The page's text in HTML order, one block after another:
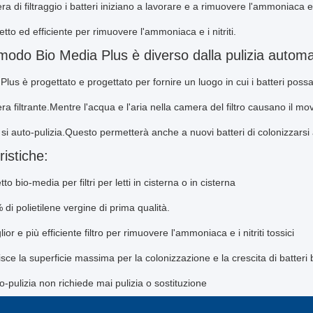
di filtraggio i batteri iniziano a lavorare e a rimuovere l'ammoniaca
ed efficiente per rimuovere l'ammoniaca e i nitriti.
Bio Media Plus è diverso dalla pulizia
è progettato e progettato per fornire un luogo in cui i batteri
filtrante.Mentre l'acqua e l'aria nella camera del filtro causano il
auto-pulizia.Questo permetterà anche a nuovi batteri di
bio-media per filtri per letti in cisterna o in cisterna
di polietilene vergine di prima qualità.
e più efficiente filtro per rimuovere l'ammoniaca e i nitriti tossici
la superficie massima per la colonizzazione e la crescita di batteri
pulizia non richiede mai pulizia o sostituzione